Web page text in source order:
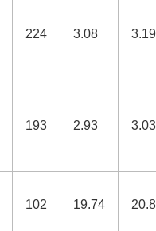
224 3.08 3.19
193 2.93 3.03
102 19.74